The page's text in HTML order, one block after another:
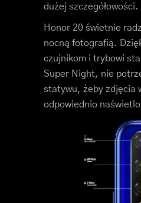
dużej szczegółowości.
Honor 20 świetnie
nocną fotografią.
czujnikom i trybowi
Super Night, nie
statywu, żeby zdjęcia
odpowiednio